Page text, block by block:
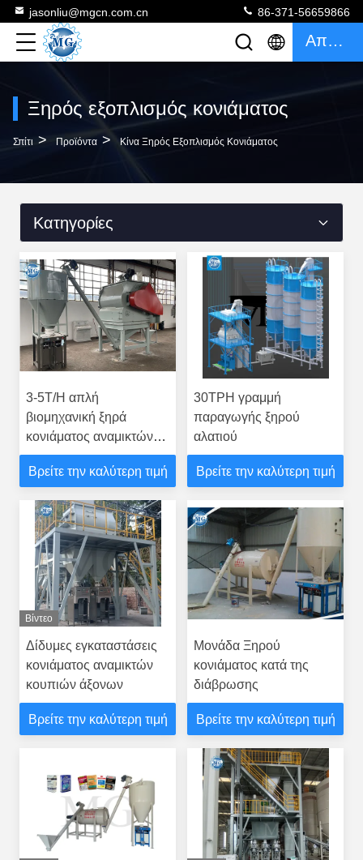
jasonliu@mgcn.com.cn 86-371-56659866
Απόσπασμα
Ξηρός εξοπλισμός κονιάματος
Σπίτι > Προϊόντα > Κίνα Ξηρός Εξοπλισμός Κονιάματος
Κατηγορίες
3-5T/H απλή
βιομηχανική ξηρά
κονιάματος αναμικτών
μηχανή αναμικτών
σκονών μηχανών ξηρά
Βρείτε την καλύτερη τιμή
30TPH γραμμή
παραγωγής ξηρού
αλατιού
Βρείτε την καλύτερη τιμή
Βίντεο
Δίδυμες εγκαταστάσεις
κονιάματος αναμικτών
κουπιών άξονων
Βρείτε την καλύτερη τιμή
Μονάδα Ξηρού
κονιάματος κατά της
διάβρωσης
Βρείτε την καλύτερη τιμή